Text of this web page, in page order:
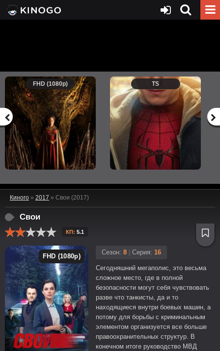
FHD (1080p) TS
Киного » 2017 » Свои (2017)
Свои
КП: 5.1
FHD (1080p)
Сезон: 8 Серия: 16
Сегодняшний мегаполис, это весьма
сложное место, где в полной
безопасности могут себя чувствовать
разве что танкисты, да и то
находящиеся внутри боевых машин, а
потому для борьбы с криминальным
элементом организуется все больше
правоохранительных структур. В
конечном итоге руководство МВД